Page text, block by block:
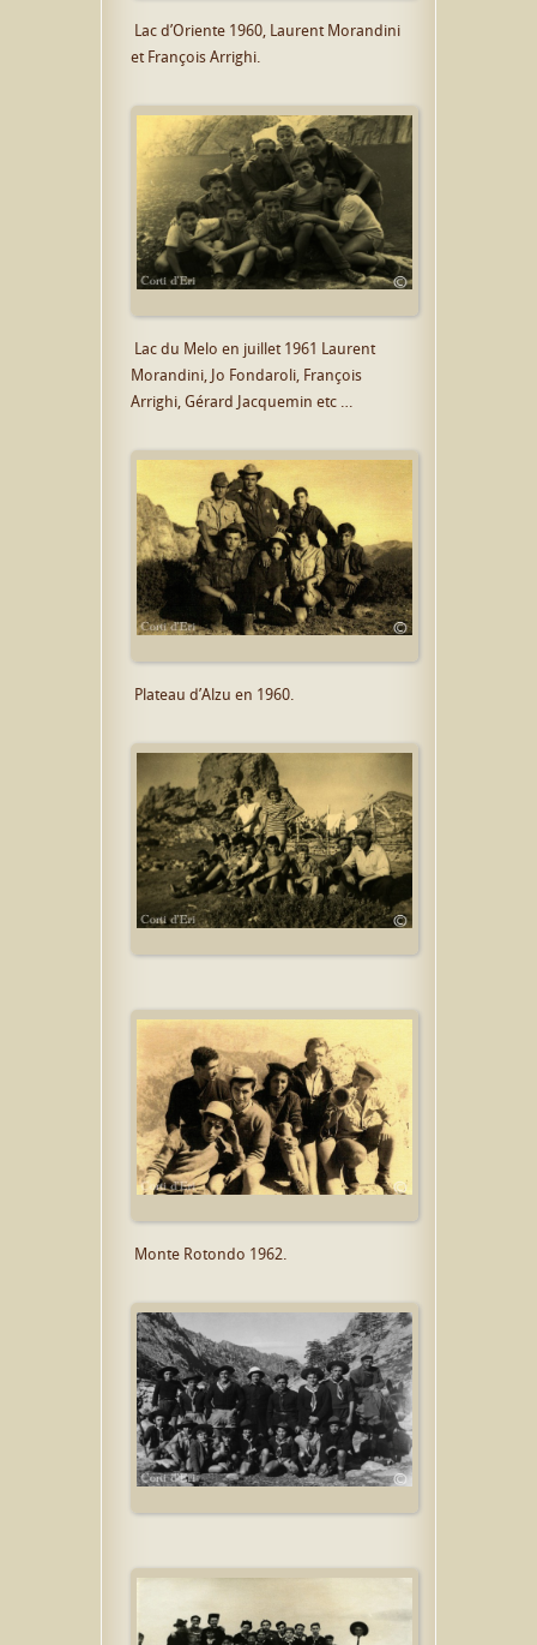
Lac d’Oriente 1960, Laurent Morandini
et François Arrighi.
Lac du Melo en juillet 1961 Laurent
Morandini, Jo Fondaroli, François
Arrighi, Gérard Jacquemin etc …
Plateau d’Alzu en 1960.
Monte Rotondo 1962.